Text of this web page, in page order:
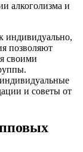
алкоголизма и
индивидуально,
позволяют
своими
и советы от